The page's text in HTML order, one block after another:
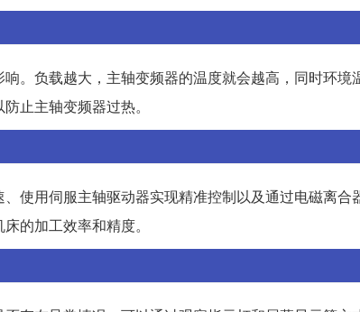
。负载越大，主轴变频器的温度就会越高，同时环境
止主轴变频器过热。
使用伺服主轴驱动器实现精准控制以及通过电磁离合
的加工效率和精度。